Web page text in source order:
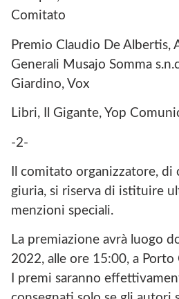
Comitato
Premio Claudio De Albertis,
Generali Musajo Somma
Giardino, Vox
Libri, Il Gigante, Yop
-2-
Il comitato organizzatore, di
giuria, si riserva di istituire
menzioni speciali.
La premiazione avrà luogo
2022, alle ore 15:00, a Porto
I premi saranno